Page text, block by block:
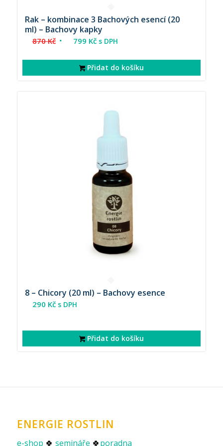
Rak – kombinace 3 Bachových esencí (20
ml) – Bachovy kapky
870Kč Původní
870 Kč.
799 KčAktuální
je:
799 Kč.
s DPH
Přidat do košíku
8 – Chicory (20 ml) – Bachovy esence
290 Kč s DPH
Přidat do košíku
ENERGIE ROSTLIN
e-shop 🍀 semináře 🍀poradna